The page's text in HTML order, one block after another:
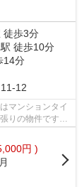
徒歩3分
駅 徒歩10分
14分
12
マンションタイ
りの物件です。
円 )